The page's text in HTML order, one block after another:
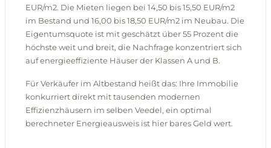
EUR/m2. Die Mieten liegen bei 14,50 bis 15,50 EUR/m2
im Bestand und 16,00 bis 18,50 EUR/m2 im Neubau. Die
Eigentumsquote ist mit geschätzt über 55 Prozent die
höchste weit und breit, die Nachfrage konzentriert sich
auf energieeffiziente Häuser der Klassen A und B.
Für Verkäufer im Altbestand heißt das: Ihre Immobilie
konkurriert direkt mit tausenden modernen
Effizienzhäusern im selben Veedel, ein optimal
berechneter Energieausweis ist hier bares Geld wert.